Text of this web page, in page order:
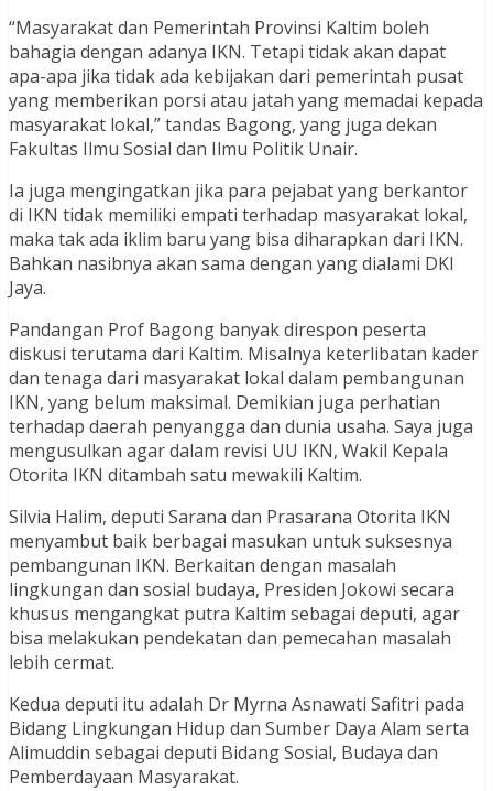
“Masyarakat dan Pemerintah Provinsi Kaltim boleh
bahagia dengan adanya IKN. Tetapi tidak akan dapat
apa-apa jika tidak ada kebijakan dari pemerintah pusat
yang memberikan porsi atau jatah yang memadai kepada
masyarakat lokal,” tandas Bagong, yang juga dekan
Fakultas Ilmu Sosial dan Ilmu Politik Unair.
Ia juga mengingatkan jika para pejabat yang berkantor
di IKN tidak memiliki empati terhadap masyarakat lokal,
maka tak ada iklim baru yang bisa diharapkan dari IKN.
Bahkan nasibnya akan sama dengan yang dialami DKI
Jaya.
Pandangan Prof Bagong banyak direspon peserta
diskusi terutama dari Kaltim. Misalnya keterlibatan kader
dan tenaga dari masyarakat lokal dalam pembangunan
IKN, yang belum maksimal. Demikian juga perhatian
terhadap daerah penyangga dan dunia usaha. Saya juga
mengusulkan agar dalam revisi UU IKN, Wakil Kepala
Otorita IKN ditambah satu mewakili Kaltim.
Silvia Halim, deputi Sarana dan Prasarana Otorita IKN
menyambut baik berbagai masukan untuk suksesnya
pembangunan IKN. Berkaitan dengan masalah
lingkungan dan sosial budaya, Presiden Jokowi secara
khusus mengangkat putra Kaltim sebagai deputi, agar
bisa melakukan pendekatan dan pemecahan masalah
lebih cermat.
Kedua deputi itu adalah Dr Myrna Asnawati Safitri pada
Bidang Lingkungan Hidup dan Sumber Daya Alam serta
Alimuddin sebagai deputi Bidang Sosial, Budaya dan
Pemberdayaan Masyarakat.